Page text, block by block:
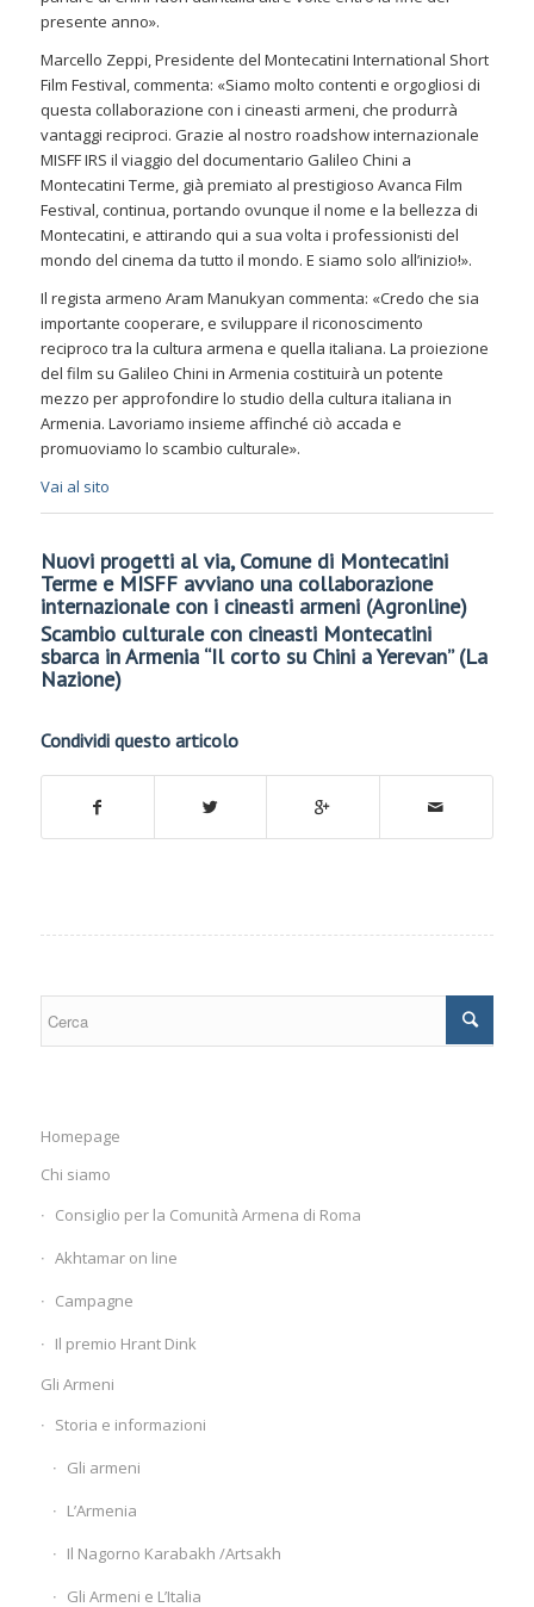
presente anno».
Marcello Zeppi, Presidente del Montecatini International Short
Film Festival, commenta: «Siamo molto contenti e orgogliosi di
questa collaborazione con i cineasti armeni, che produrrà
vantaggi reciproci. Grazie al nostro roadshow internazionale
MISFF IRS il viaggio del documentario Galileo Chini a
Montecatini Terme, già premiato al prestigioso Avanca Film
Festival, continua, portando ovunque il nome e la bellezza di
Montecatini, e attirando qui a sua volta i professionisti del
mondo del cinema da tutto il mondo. E siamo solo all’inizio!».
Il regista armeno Aram Manukyan commenta: «Credo che sia
importante cooperare, e sviluppare il riconoscimento
reciproco tra la cultura armena e quella italiana. La proiezione
del film su Galileo Chini in Armenia costituirà un potente
mezzo per approfondire lo studio della cultura italiana in
Armenia. Lavoriamo insieme affinché ciò accada e
promuoviamo lo scambio culturale».
Vai al sito
Nuovi progetti al via, Comune di Montecatini
Terme e MISFF avviano una collaborazione
internazionale con i cineasti armeni (Agronline)
Scambio culturale con cineasti Montecatini
sbarca in Armenia “Il corto su Chini a Yerevan” (La
Nazione)
Condividi questo articolo
Homepage
Chi siamo
Consiglio per la Comunità Armena di Roma
Akhtamar on line
Campagne
Il premio Hrant Dink
Gli Armeni
Storia e informazioni
Gli armeni
L’Armenia
Il Nagorno Karabakh /Artsakh
Gli Armeni e L’Italia